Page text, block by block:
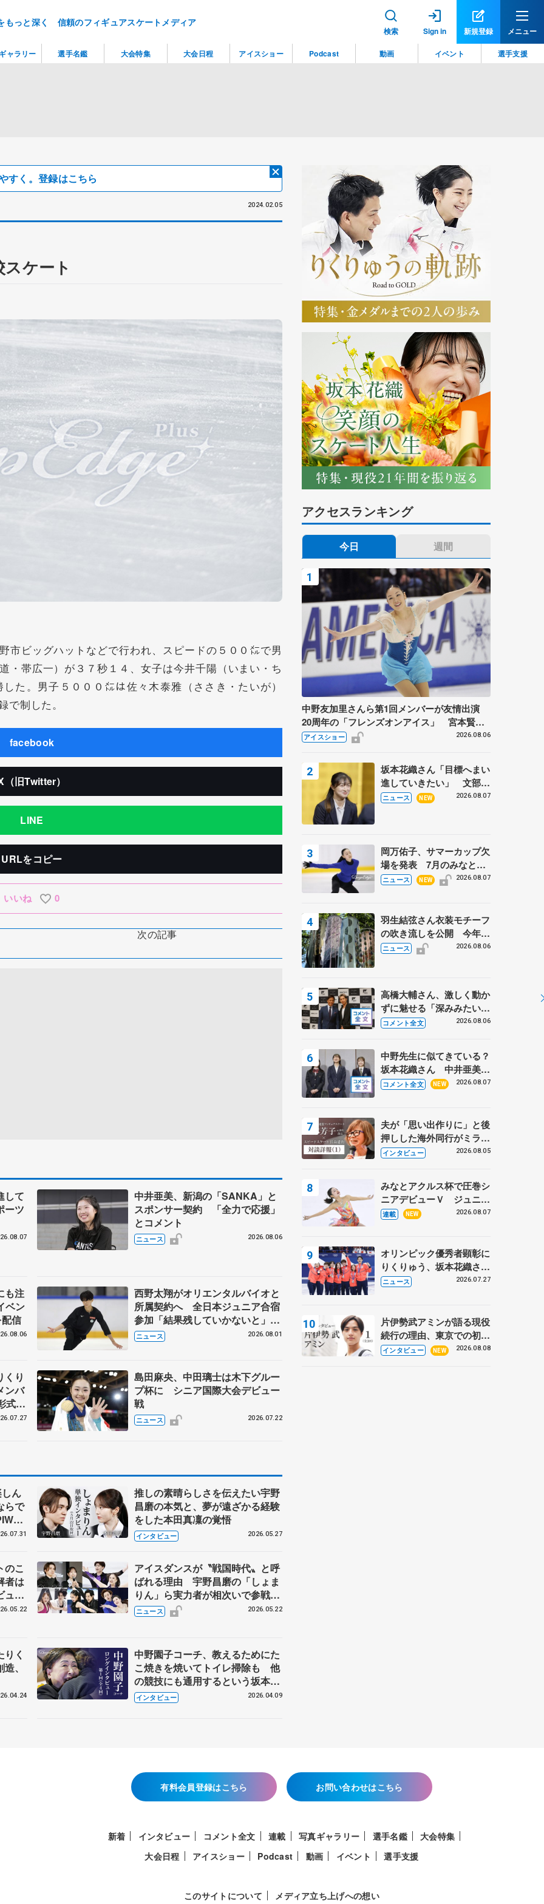
もっと深く 信頼のフィギュアスケートメディア
検索 Sign in 新規登録 メニュー
すく。登録はこちら
2024.02.05
ケート
ビッグハットなどで行われ、スピードの５００㍍で男
・帯広一）が３７秒１４、女子は今井千陽（いまい・ち
た。男子５０００㍍は佐々木泰雅（ささき・たいが）
制した。
facebook
（旧Twitter）
LINE
URLをコピー
いいね 0
次の記事
して
ーツ
中井亜美、新潟の「SANKA」と
スポンサー契約 「全力で応援」
とコメント
ニュース 2026.08.06
も注
ベン
信
西野太翔がオリエンタルバイオと
所属契約へ 全日本ジュニア合宿
参加「結果残していかないと」
講師はジェーソン・ブラウン、岡
万佑子は助言感謝
ニュース 2026.08.01
くり
ンバ
式、
園子
島田麻央、中田璃士は木下グルー
プ杯に シニア国際大会デビュー
戦
ニュース 2026.07.22
ん
らで
前
推しの素晴らしさを伝えたい宇野
昌磨の本気と、夢が遠ざかる経験
をした本田真凜の覚悟
インタビュー 2026.05.27
のこ
者は
ュー
人、
アイスダンスが〝戦国時代〟と呼
ばれる理由 宇野昌磨の「しょま
りん」ら実力者が相次いで参戦
国内の競争激化
ニュース 2026.05.22
く
、
中野園子コーチ、教えるためにた
こ焼きを焼いてトイレ掃除も 他
の競技にも通用するという坂本花
織の筋肉
インタビュー 2026.04.09
アクセスランキング
今日 週間
中野友加里さんら第1回メンバーが友情出演
20周年の「フレンズオンアイス」 宮本賢二
さん、有川梨絵さん、田村岳斗さんも
アイスショー 2026.08.06
坂本花織さん「目標へまい
進していきたい」 文部科
学省スポーツ表彰式で代表
ニュース NEW 2026.08.07
岡万佑子、サマーカップ欠
場を発表 7月のみなとア
クルス杯は腰痛の影響で
ニュース NEW 2026.08.07
羽生結弦さん衣装モチーフ
の吹き流しを公開 今年は
「春よ、来い」、仙台の瑞
ニュース 2026.08.06
高橋大輔さん、激しく動か
ずに魅せる「深みみたいな
ものは出てきている？」
あい
コメント全文 2026.08.06
中野先生に似てきている？
坂本花織さん 中井亜美は
クリケットのサマーキャン
部科学省スポーツ表彰
式】
コメント全文 NEW 2026.08.07
夫が「思い出作りに」と後
押しした海外同行がミラノ
まで… 繁華街のリンクで
るスケート人生
インタビュー 2026.08.05
みなとアクルス杯で圧巻シ
ニアデビューＶ ジュニア
で４シーズン無敗の島田麻
連載 NEW 2026.08.07
オリンピック優秀者顕彰に
りくりゅう、坂本花織さ
ん、団体メンバーら 8月
園子らコーチも
ニュース 2026.07.27
片伊勢武アミンが語る現役
続行の理由、東京での初め
ての一人暮らし 注目スケ
インタビュー NEW 2026.08.08
有料会員登録はこちら お問い合わせはこちら
新着 インタビュー コメント全文 連載 写真ギャラリー 選手名鑑
大会特集
大会日程
アイスショー Podcast 動画 イベント 選手支援
このサイトについて メディア立ち上げへの想い
ャラリー 選手名鑑 大会特集 大会日程 アイスショー Podcast 動画 イベント 選手支援